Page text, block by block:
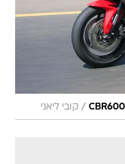
/ קובי ליאני